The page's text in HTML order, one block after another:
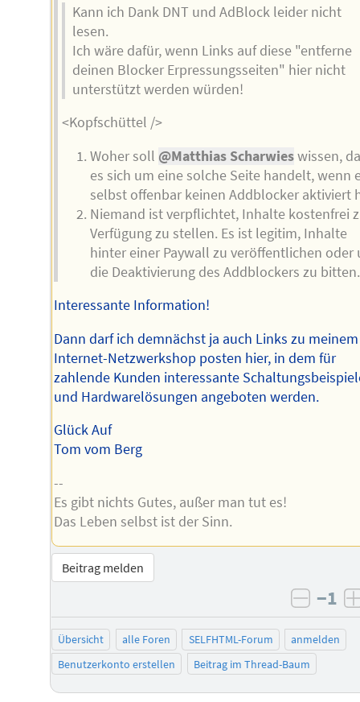
Kann ich Dank DNT und AdBlock leider nicht
lesen.
Ich wäre dafür, wenn Links auf diese "entferne
deinen Blocker Erpressungsseiten" hier nicht
unterstützt werden würden!
<Kopfschüttel />
Woher soll @Matthias Scharwieswissen,
es sich um eine solche Seite handelt, wenn
selbst offenbar keinen Addblocker aktiviert
Niemand ist verpflichtet, Inhalte kostenfrei
Verfügung zu stellen. Es ist legitim, Inhalte
hinter einer Paywall zu veröffentlichen oder
die Deaktivierung des Addblockers zu bitten.
Interessante Information!
Dann darf ich demnächst ja auch Links zu meinem
Internet-Netzwerkshop posten hier, in dem für
zahlende Kunden interessante
und Hardwarelösungen angeboten werden.
Glück Auf
Tom vom Berg
--
Es gibt nichts Gutes, außer man tut es!
Das Leben selbst ist der Sinn.
Beitrag melden
−1
Übersicht alle Foren SELFHTML-Forum
anmelden
Benutzerkonto erstellen
Beitrag im Thread-Baum